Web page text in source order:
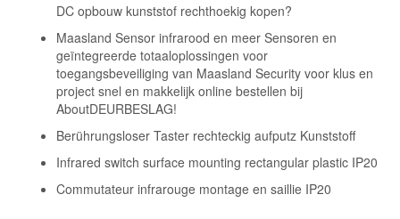
DC opbouw kunststof rechthoekig kopen?
Maasland Sensor infrarood en meer Sensoren en
geïntegreerde totaaloplossingen voor
toegangsbeveiliging van Maasland Security voor klus en
project snel en makkelijk online bestellen bij
AboutDEURBESLAG!
Berührungsloser Taster rechteckig aufputz Kunststoff
Infrared switch surface mounting rectangular plastic IP20
Commutateur infrarouge montage en saillie IP20